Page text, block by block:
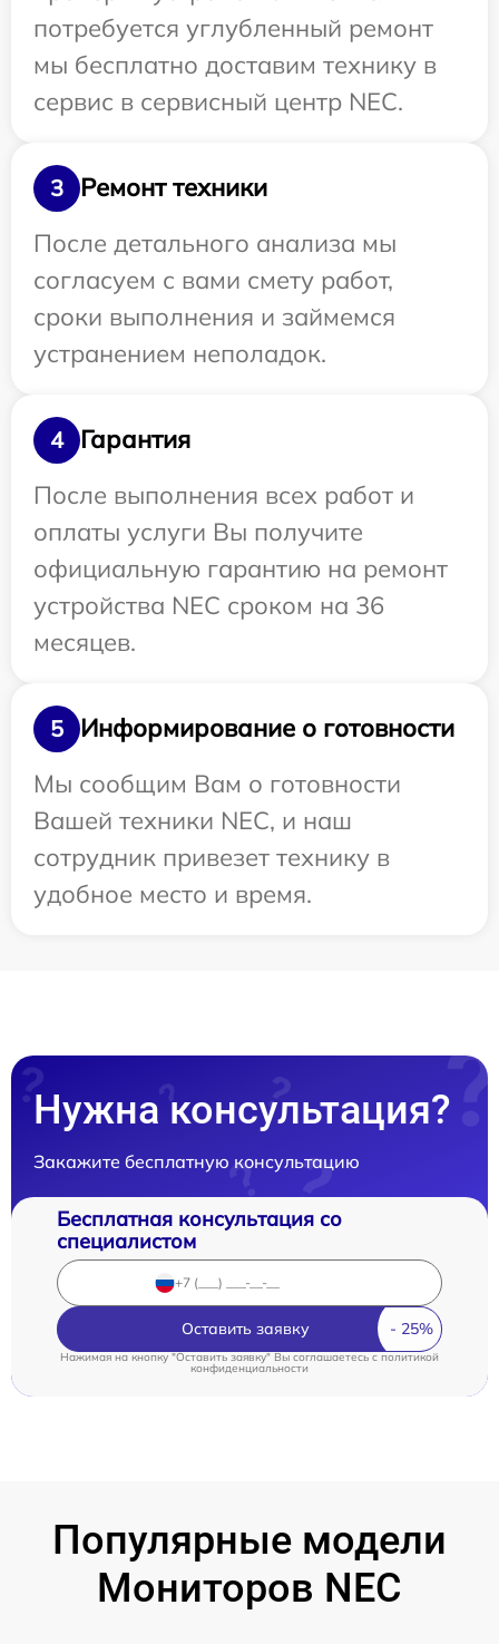
потребуется углубленный ремонт
мы бесплатно доставим технику в
сервис в сервисный центр NEC.
3
Ремонт техники
После детального анализа мы
согласуем с вами смету работ,
сроки выполнения и займемся
устранением неполадок.
4
Гарантия
После выполнения всех работ и
оплаты услуги Вы получите
официальную гарантию на ремонт
устройства NEC сроком на 36
месяцев.
5
Информирование о готовности
Мы сообщим Вам о готовности
Вашей техники NEC, и наш
сотрудник привезет технику в
удобное место и время.
Нужна консультация?
Закажите бесплатную консультацию
Бесплатная консультация со
специалистом
Оставить заявку
Нажимая на кнопку "Оставить заявку" Вы соглашаетесь cполитикой
конфиденциальности
Популярные модели
Мониторов NEC